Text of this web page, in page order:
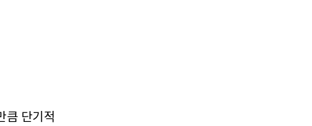
큼 단기적